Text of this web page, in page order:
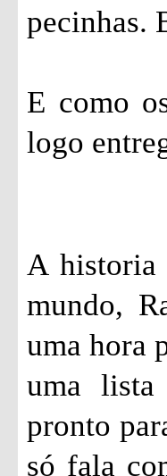
pecinhas.
E como
logo
A historia
mundo,
uma hora
uma lista
pronto
só fala